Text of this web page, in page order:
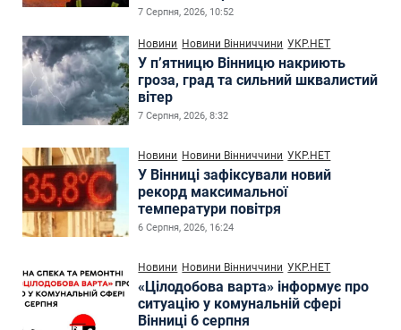
7 Серпня, 2026, 10:52
Новини Новини Вінниччини УКР.НЕТ
У п’ятницю Вінницю накриють
гроза, град та сильний шквалистий
вітер
7 Серпня, 2026, 8:32
Новини Новини Вінниччини УКР.НЕТ
У Вінниці зафіксували новий
рекорд максимальної
температури повітря
6 Серпня, 2026, 16:24
Новини Новини Вінниччини УКР.НЕТ
«Цілодобова варта» інформує про
ситуацію у комунальній сфері
Вінниці 6 серпня